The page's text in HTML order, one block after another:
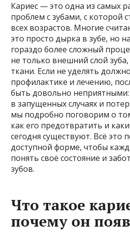
Кариес — это одна из самых
проблем с зубами, с которой
всех возрастов. Многие
это просто дырка в зубе, но
гораздо более сложный
не только внешний слой
ткани. Если не уделять
профилактике и лечению,
быть довольно неприятными:
в запущенных случаях и
мы подробно поговорим о
как его предотвратить и
сегодня существуют. Всё это
доступной форме, чтобы
понять своё состояние и
зубов.
Что такое
почему он